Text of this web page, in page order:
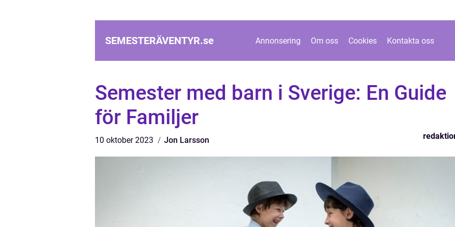
SEMESTERÄVENTYR.se Annonsering Om oss Cookies Kontakta oss
Semester med barn i Sverige: En Guide
för Familjer
10 oktober 2023 Jon Larsson